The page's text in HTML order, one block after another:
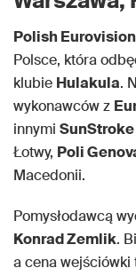
Polish
Polsce, która
klubie Hulakula.
wykonawców z
innymi
Łotwy, Poli
Macedonii.
Pomysłodawcą
Konrad Zemlik.
a cena wejściówki